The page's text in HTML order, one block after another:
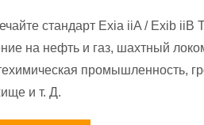
стандарт Exia iiA / Exib iiB
на нефть и газ, шахтный
промышленность,
и т. Д.